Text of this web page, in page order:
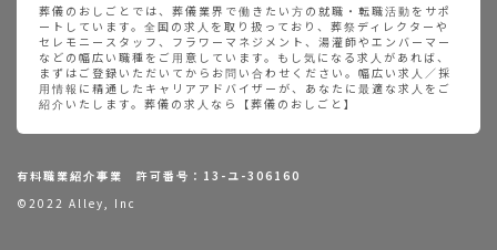
葬儀のおしごとでは、葬儀業界で働きたい方の就職・転職活動をサポ
ートしています。全国の求人を取り扱っており、葬祭ディレクターや
セレモニースタッフ、フラワーマネジメント、湯灌師やエンバーマー
などの幅広い職種をご用意しています。もし気になる求人があれば、
まずはご登録いただいてからお問い合わせください。幅広い求人／採
用情報に精通したキャリアアドバイザーが、あなたに最適な求人をご
紹介いたします。葬儀の求人なら【葬儀のおしごと】
有料職業紹介事業 許可番号：13-ユ-306160
©2022 Alley, Inc